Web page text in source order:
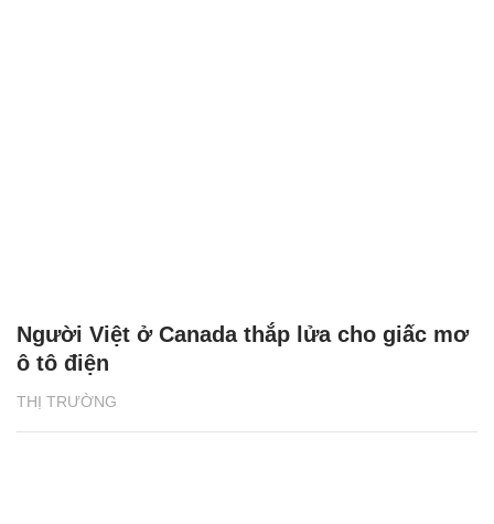
THỊ TRƯỜNG
Người Việt ở Canada thắp lửa cho giấc mơ
ô tô điện